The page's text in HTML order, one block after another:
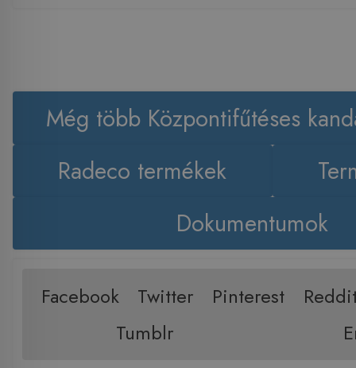
Még több Központifűtéses
Radeco termékek
Dokumentumok
Facebook Twitter Pinterest
Tumblr